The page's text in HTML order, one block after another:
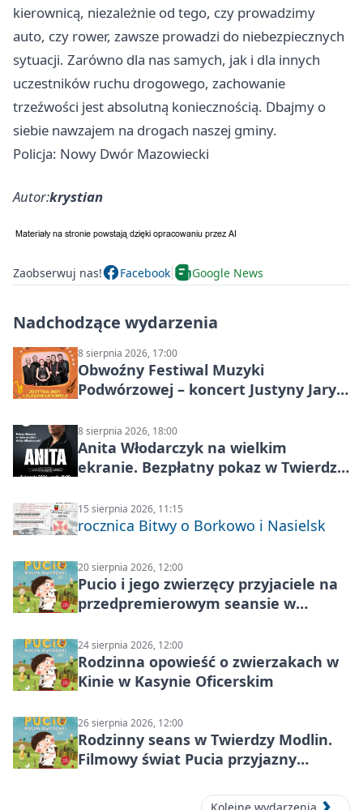
kierownicą, niezależnie od tego, czy prowadzimy
auto, czy rower, zawsze prowadzi do niebezpiecznych
sytuacji. Zarówno dla nas samych, jak i dla innych
uczestników ruchu drogowego, zachowanie
trzeźwości jest absolutną koniecznością. Dbajmy o
siebie nawzajem na drogach naszej gminy.
Policja: Nowy Dwór Mazowiecki
Autor:krystian
Zaobserwuj nas! Facebook Google News
Nadchodzące wydarzenia
8 sierpnia 2026, 17:00
Obwoźny Festiwal Muzyki
Podwórzowej – koncert Justyny Jary i
8 sierpnia 2026, 18:00
Anita Włodarczyk na wielkim
ekranie. Bezpłatny pokaz w Twierdzy
15 sierpnia 2026, 11:15
rocznica Bitwy o Borkowo i Nasielsk
20 sierpnia 2026, 12:00
Pucio i jego zwierzęcy przyjaciele na
przedpremierowym seansie w
24 sierpnia 2026, 12:00
Rodzinna opowieść o zwierzakach w
Kinie w Kasynie Oficerskim
26 sierpnia 2026, 12:00
Rodzinny seans w Twierdzy Modlin.
Filmowy świat Pucia przyjazny